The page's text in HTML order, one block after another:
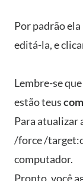
Por padrão
editá-la, e
Lembre-se
estão teus
Para atualizar
/force /
computador.
Pronto, você